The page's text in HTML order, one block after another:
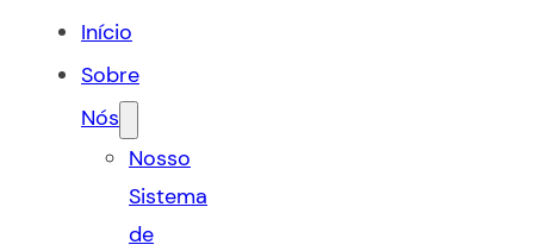
Início
Sobre
Nós
Nosso
Sistema
de